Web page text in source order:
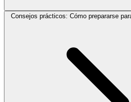
Consejos prácticos: Cómo prepararse